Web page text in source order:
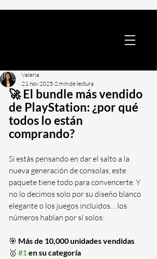
Valeria
21 nov 2025 2 min de lectura
🚀 El bundle más vendido
de PlayStation: ¿por qué
todos lo están
comprando?
Si estás pensando en dar el salto a la
nueva generación de consolas, este
paquete tiene todo para convencerte. Y
no lo decimos solo por su diseño blanco
elegante o los juegos incluidos… los
números hablan por sí solos:
🎯 Más de 10,000 unidades vendidas
🥇 #1 en su categoría